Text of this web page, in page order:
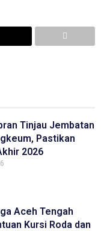
Tinjau Jembatan
Pastikan
2026
Aceh Tengah
Kursi Roda dan